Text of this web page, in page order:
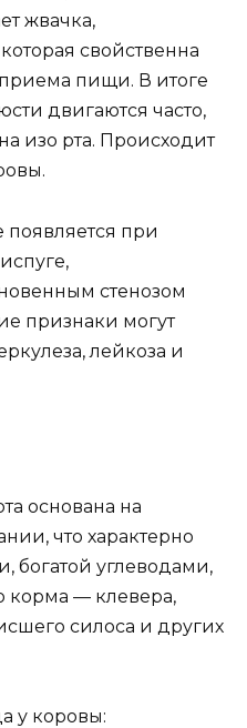
жвачка,
свойственна
пищи. В итоге
двигаются часто,
изо рта. Происходит
появляется при
стенозом
признаки могут
лейкоза и
основана на
что характерно
богатой углеводами,
корма — клевера,
силоса и других
у коровы: